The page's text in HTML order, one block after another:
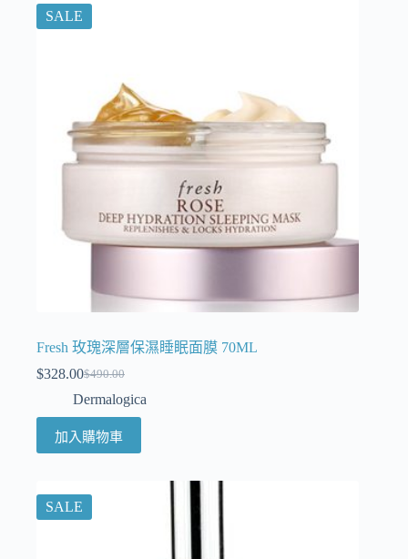
SALE
Fresh 玫瑰深層保濕睡眠面膜 70ML
$490.00
$328.00
Dermalogica
加入購物車
SALE